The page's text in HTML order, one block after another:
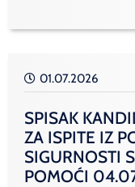
01.07.2026
SPISAK
ZA ISPITE IZ
SIGURNOSTI
POMOĆI